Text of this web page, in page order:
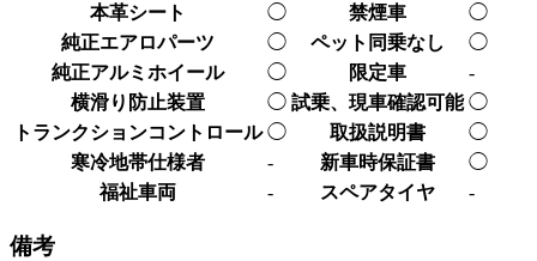
本革シート
◯ 禁煙車
◯
純正エアロパーツ
◯ ペット同乗なし
◯
純正アルミホイール
◯ 限定車
-
横滑り防止装置
◯ 試乗、現車確認可能 ◯
トランクションコントロール ◯ 取扱説明書
◯
寒冷地帯仕様者
- 新車時保証書
◯
福祉車両
- スペアタイヤ -
備考